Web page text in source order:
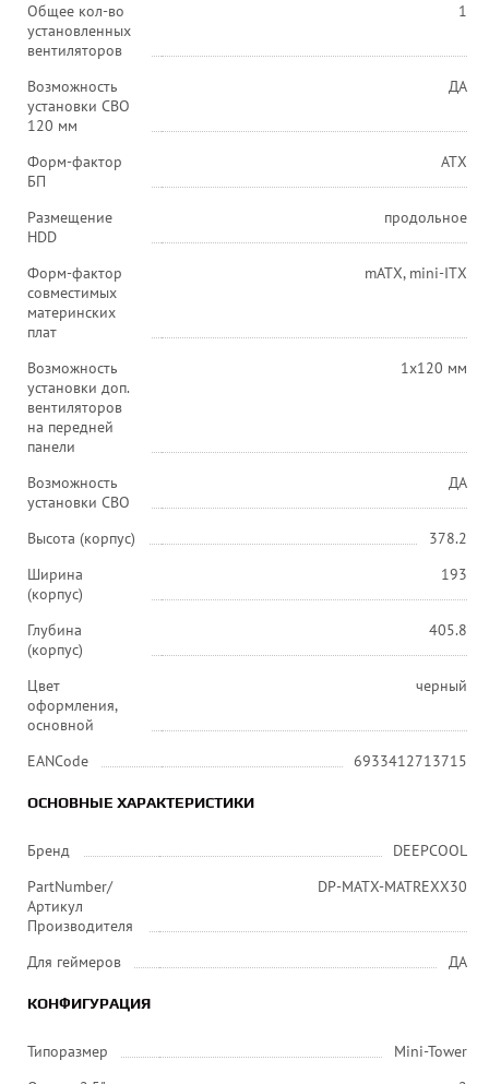
Общее кол-во
установленных
вентиляторов
1
Возможность
установки СВО
120 мм
ДА
Форм-фактор
БП
ATX
Размещение
HDD
продольное
Форм-фактор
совместимых
материнских
плат
mATX, mini-ITX
Возможность
установки доп.
вентиляторов
на передней
панели
1x120 мм
Возможность
установки СВО
ДА
Высота (корпус)
378.2
Ширина
(корпус)
193
Глубина
(корпус)
405.8
Цвет
оформления,
основной
черный
EANCode 6933412713715
ОСНОВНЫЕ ХАРАКТЕРИСТИКИ
Бренд
DEEPCOOL
PartNumber/
Артикул
Производителя
DP-MATX-MATREXX30
Для геймеров ДА
КОНФИГУРАЦИЯ
Типоразмер
Mini-Tower